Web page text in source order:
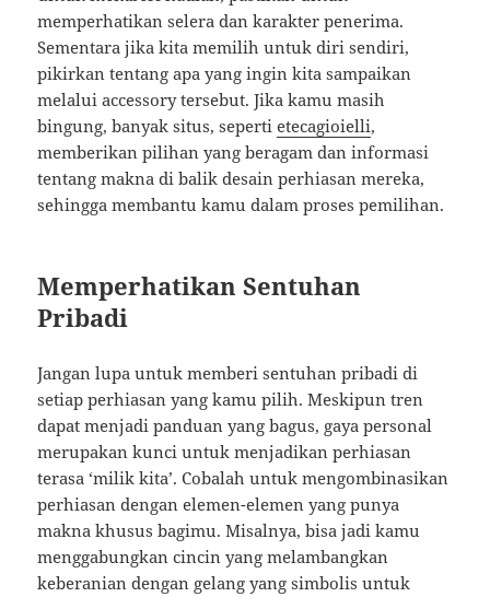
memperhatikan selera dan karakter penerima.
Sementara jika kita memilih untuk diri sendiri,
pikirkan tentang apa yang ingin kita sampaikan
melalui accessory tersebut. Jika kamu masih
bingung, banyak situs, sepertietecagioielli,
memberikan pilihan yang beragam dan informasi
tentang makna di balik desain perhiasan mereka,
sehingga membantu kamu dalam proses pemilihan.
Memperhatikan Sentuhan
Pribadi
Jangan lupa untuk memberi sentuhan pribadi di
setiap perhiasan yang kamu pilih. Meskipun tren
dapat menjadi panduan yang bagus, gaya personal
merupakan kunci untuk menjadikan perhiasan
terasa ‘milik kita’. Cobalah untuk mengombinasikan
perhiasan dengan elemen-elemen yang punya
makna khusus bagimu. Misalnya, bisa jadi kamu
menggabungkan cincin yang melambangkan
keberanian dengan gelang yang simbolis untuk